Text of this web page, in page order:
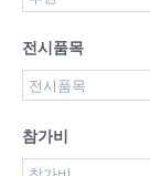
전시품목
참가비